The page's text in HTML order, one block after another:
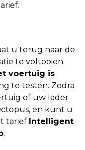
u terug naar de
te voltooien.
voertuig is
te testen. Zodra
of uw lader
en kunt u
tarief Intelligent
.